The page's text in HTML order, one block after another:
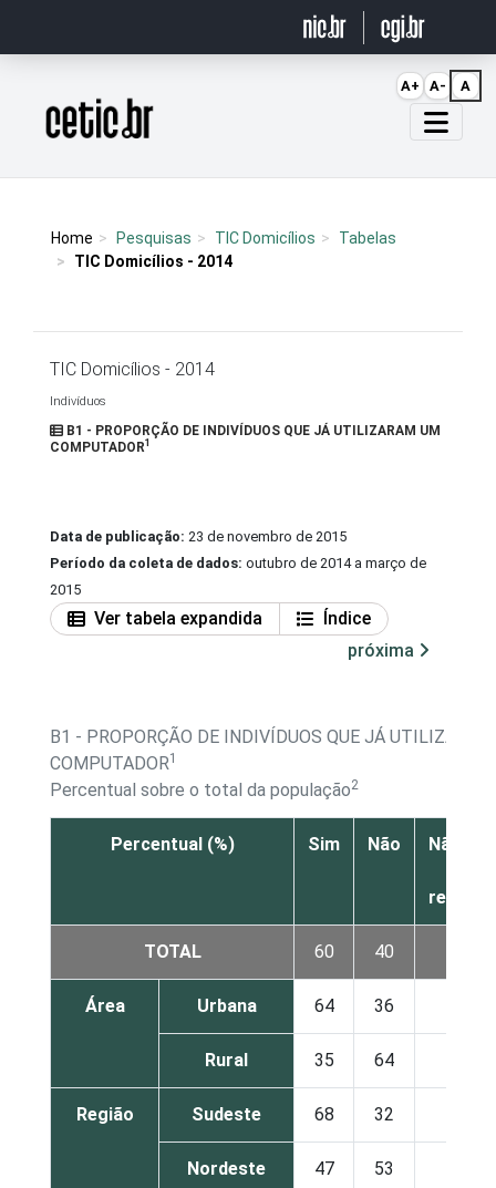
Página inicial
Home Pesquisas TIC Domicílios
Tabelas
TIC Domicílios - 2014
TIC Domicílios - 2014
Indivíduos
B1 - PROPORÇÃO DE INDIVÍDUOS QUE JÁ UTILIZARAM UM
COMPUTADOR1
Data de publicação: 23 de novembro de 2015
Período da coleta de dados: outubro de 2014 a março de
2015
Ver tabela expandida
Índice
próxima
B1 - PROPORÇÃO DE INDIVÍDUOS QUE JÁ
COMPUTADOR1
Percentual sobre o total da população2
Percentual (%) Sim Não
Não
TOTAL 60 40
Área Urbana 64 36
Rural 35 64
Região Sudeste 68 32
Nordeste 47 53
A+ A- A